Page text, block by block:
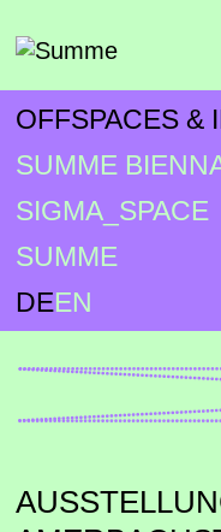
DEEN
OFFSPACES &
SUMME
SIGMA_SPACE
SUMME